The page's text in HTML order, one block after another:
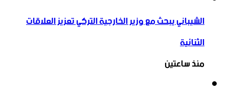
الشيباني يبحث مع وزير الخارجية التركي تعزيز العلاقات
الثنائية
منذ ساعتين